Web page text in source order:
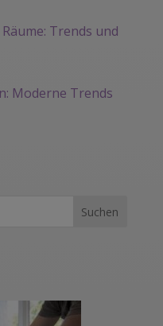
Trends und
Moderne Trends